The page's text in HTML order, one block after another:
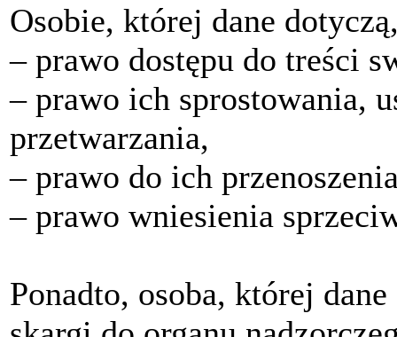
Osobie, której dane
‒ prawo dostępu do treści
‒ prawo ich sprostowania,
przetwarzania,
‒ prawo do ich
‒ prawo wniesienia
Ponadto, osoba, której